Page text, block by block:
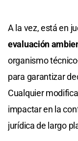
A la vez, está en
evaluación
organismo
para garantizar
Cualquier
impactar en la
jurídica de largo